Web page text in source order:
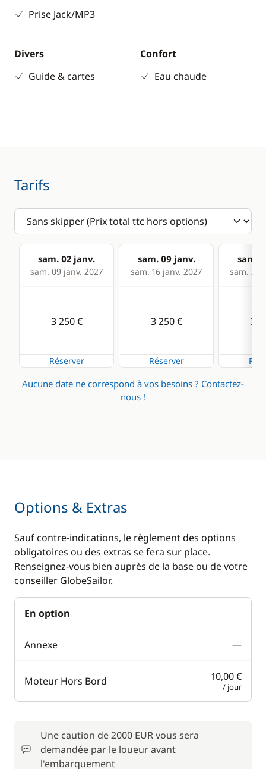
Prise Jack/MP3
Divers
Guide & cartes
Confort
Eau chaude
Tarifs
sam. 02 janv.
sam. 09 janv. 2027
sam. 09 janv.
sam. 16 janv. 2027
sam.
sam. 23
3 250 €
Réserver
3 250 €
Réserver
3
Aucune date ne correspond à vos besoins ? Contactez-
nous !
Options & Extras
Sauf contre-indications, le règlement des options
obligatoires ou des extras se fera sur place.
Renseignez-vous bien auprès de la base ou de votre
conseiller GlobeSailor.
En option
Annexe —
Moteur Hors Bord 10,00 €
/ jour
Une caution de 2000 EUR vous sera
demandée par le loueur avant
l'embarquement